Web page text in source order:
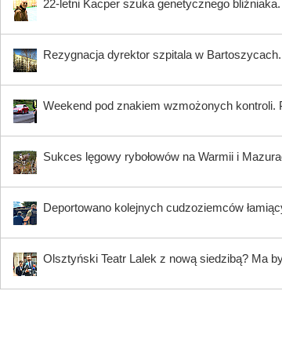
22-letni Kacper szuka genetycznego
Rezygnacja dyrektor szpitala w
Weekend pod znakiem wzmożonych kontroli.
Sukces lęgowy rybołowów na Warmii i
Deportowano kolejnych cudzoziemców
Olsztyński Teatr Lalek z nową siedzibą? Ma